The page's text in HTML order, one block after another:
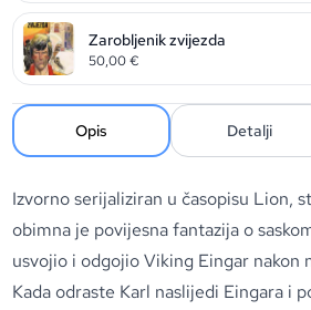
Zarobljenik zvijezda
50,00€
Opis Detalji
Izvorno serijaliziran u časopisu Lion,
obimna je povijesna fantazija o
usvojio i odgojio Viking Eingar nakon
Kada odraste Karl naslijedi Eingara i